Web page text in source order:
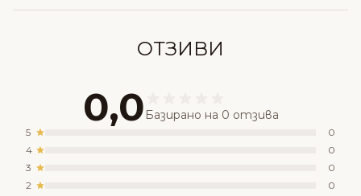
ОТЗИВИ
0,0 Базирано на 0 отзива
5
0
4
0
3
0
2
0